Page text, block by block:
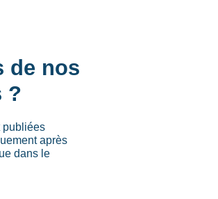
de nos
?
publiées
après
dans le